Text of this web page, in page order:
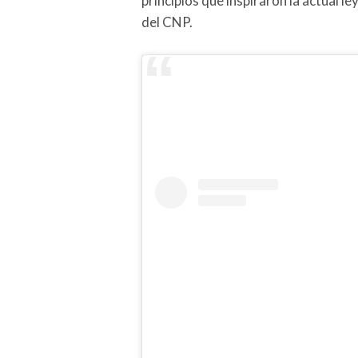
del CNP.